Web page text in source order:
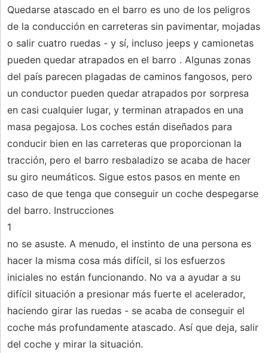
Quedarse atascado en el barro es uno de los peligros
de la conducción en carreteras sin pavimentar, mojadas
o salir cuatro ruedas - y sí, incluso jeeps y camionetas
pueden quedar atrapados en el barro . Algunas zonas
del país parecen plagadas de caminos fangosos, pero
un conductor pueden quedar atrapados por sorpresa
en casi cualquier lugar, y terminan atrapados en una
masa pegajosa. Los coches están diseñados para
conducir bien en las carreteras que proporcionan la
tracción, pero el barro resbaladizo se acaba de hacer
su giro neumáticos. Sigue estos pasos en mente en
caso de que tenga que conseguir un coche despegarse
del barro. Instrucciones
1
no se asuste. A menudo, el instinto de una persona es
hacer la misma cosa más difícil, si los esfuerzos
iniciales no están funcionando. No va a ayudar a su
difícil situación a presionar más fuerte el acelerador,
haciendo girar las ruedas - se acaba de conseguir el
coche más profundamente atascado. Así que deja, salir
del coche y mirar la situación.